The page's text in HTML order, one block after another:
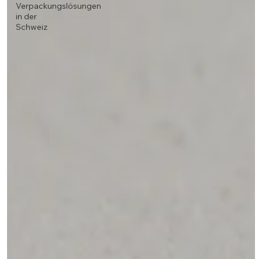
Verpackungslösungen
in der
Schweiz